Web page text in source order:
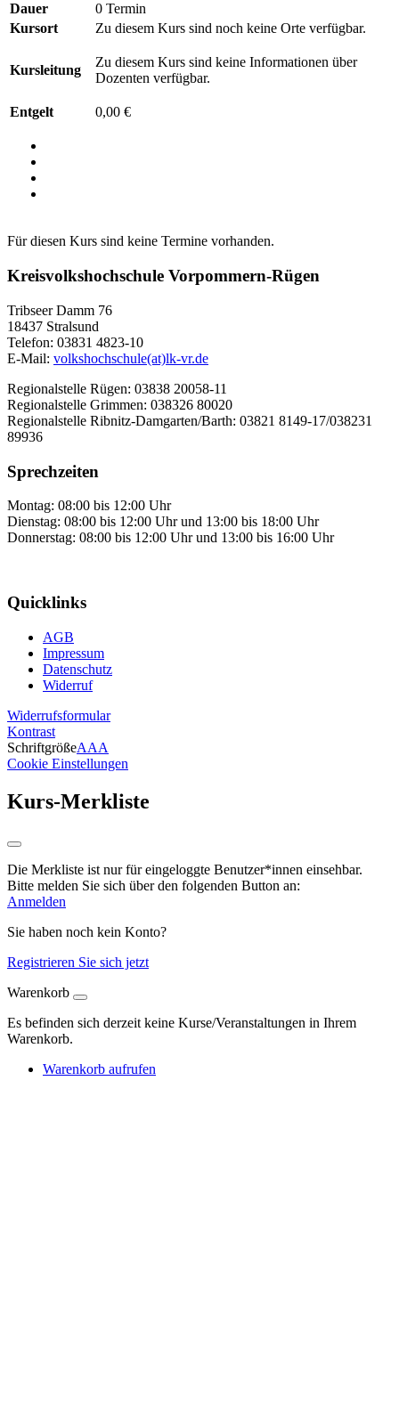
Dauer
0 Termin
Kursort
Zu diesem Kurs sind noch keine Orte verfügbar.
Kursleitung
Zu diesem Kurs sind keine Informationen über
Dozenten verfügbar.
Entgelt 0,00 €
Für diesen Kurs sind keine Termine vorhanden.
Kreisvolkshochschule Vorpommern-Rügen
Tribseer Damm 76
18437 Stralsund
Telefon: 03831 4823-10
E-Mail: volkshochschule(at)lk-vr.de
Regionalstelle Rügen: 03838 20058-11
Regionalstelle Grimmen: 038326 80020
Regionalstelle Ribnitz-Damgarten/Barth: 03821 8149-17/038231
89936
Sprechzeiten
Montag: 08:00 bis 12:00 Uhr
Dienstag: 08:00 bis 12:00 Uhr und 13:00 bis 18:00 Uhr
Donnerstag: 08:00 bis 12:00 Uhr und 13:00 bis 16:00 Uhr
Quicklinks
AGB
Impressum
Datenschutz
Widerruf
Widerrufsformular
Kontrast
SchriftgrößeAAA
Cookie Einstellungen
Kurs-Merkliste
Die Merkliste ist nur für eingeloggte Benutzer*innen einsehbar.
Bitte melden Sie sich über den folgenden Button an:
Anmelden
Sie haben noch kein Konto?
Registrieren Sie sich jetzt
Warenkorb
Es befinden sich derzeit keine Kurse/Veranstaltungen in Ihrem
Warenkorb.
Warenkorb aufrufen